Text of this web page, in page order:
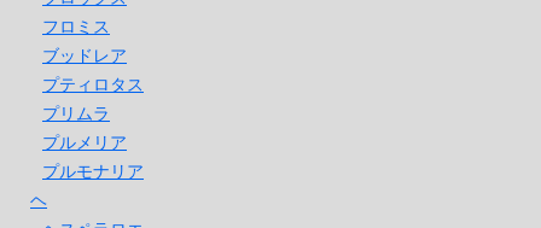
フロミス
ブッドレア
プティロタス
プリムラ
プルメリア
プルモナリア
ヘ